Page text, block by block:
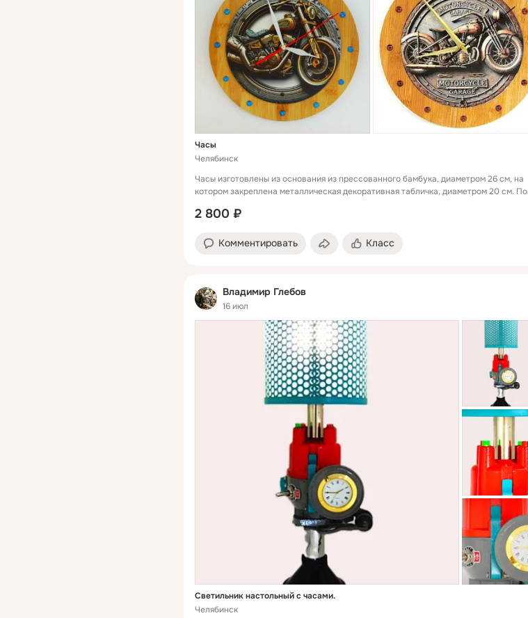
Часы
Челябинск
Часы изготовлены из основания из прессованного бамбука, диаметром 26 см, на
котором закреплена металлическая декоративная табличка, диаметром 20 см. По
Кварцевый часовой механизм работает от батарейки.
2 800 ₽
Комментировать Класс
Владимир Глебов
16 июл
Светильник настольный с часами.
Челябинск